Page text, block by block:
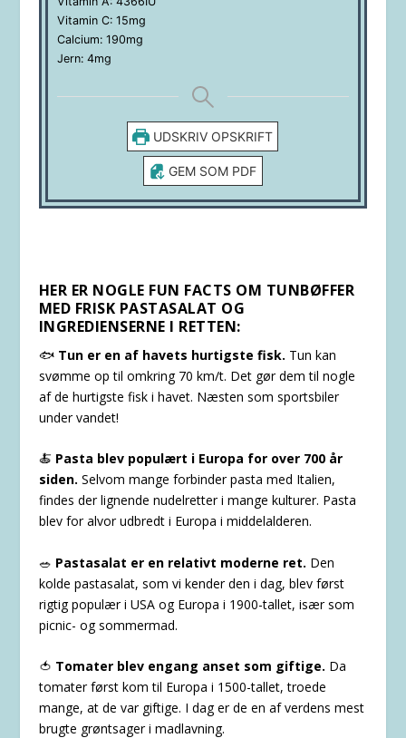
Vitamin C: 15mg
Calcium: 190mg
Jern: 4mg
UDSKRIV OPSKRIFT
GEM SOM PDF
HER ER NOGLE FUN FACTS OM TUNBØFFER
MED FRISK PASTASALAT OG
INGREDIENSERNE I RETTEN:
🐟 Tun er en af havets hurtigste fisk. Tun kan
svømme op til omkring 70 km/t. Det gør dem til nogle
af de hurtigste fisk i havet. Næsten som sportsbiler
under vandet!
🍝 Pasta blev populært i Europa for over 700 år
siden. Selvom mange forbinder pasta med Italien,
findes der lignende nudelretter i mange kulturer. Pasta
blev for alvor udbredt i Europa i middelalderen.
🥗 Pastasalat er en relativt moderne ret. Den
kolde pastasalat, som vi kender den i dag, blev først
rigtig populær i USA og Europa i 1900-tallet, især som
picnic- og sommermad.
🍅 Tomater blev engang anset som giftige. Da
tomater først kom til Europa i 1500-tallet, troede
mange, at de var giftige. I dag er de en af verdens mest
brugte grøntsager i madlavning.